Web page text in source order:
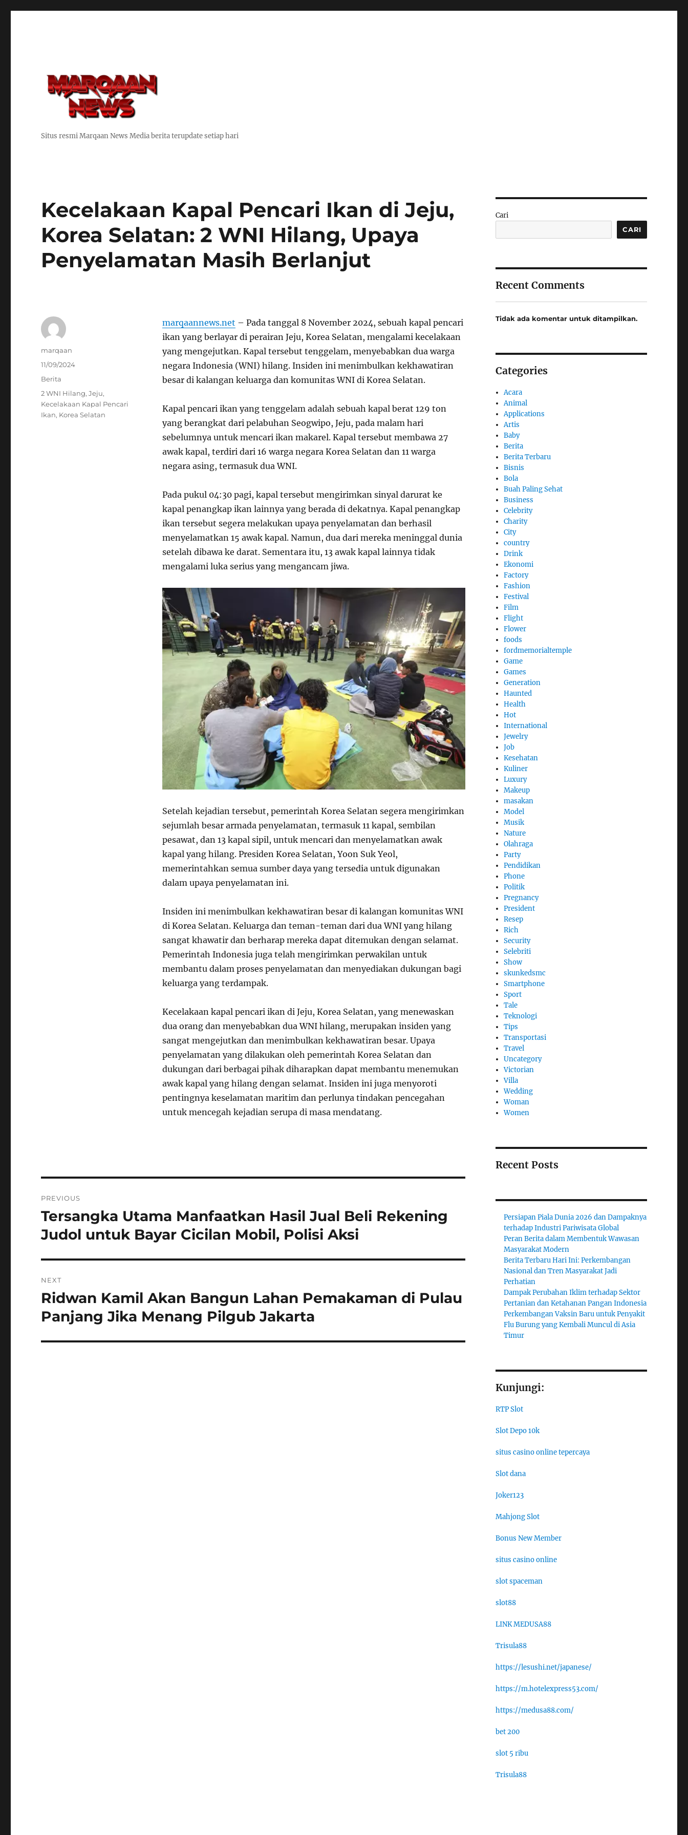
Situs resmi Marqaan News Media berita terupdate setiap hari
Kecelakaan Kapal Pencari Ikan di Jeju,
Korea Selatan: 2 WNI Hilang, Upaya
Penyelamatan Masih Berlanjut
marqaannews.net – Pada tanggal 8 November 2024, sebuah kapal pencari
ikan yang berlayar di perairan Jeju, Korea Selatan, mengalami kecelakaan
yang mengejutkan. Kapal tersebut tenggelam, menyebabkan dua warga
negara Indonesia (WNI) hilang. Insiden ini menimbulkan kekhawatiran
besar di kalangan keluarga dan komunitas WNI di Korea Selatan.
Kapal pencari ikan yang tenggelam adalah sebuah kapal berat 129 ton
yang berangkat dari pelabuhan Seogwipo, Jeju, pada malam hari
sebelumnya untuk mencari ikan makarel. Kapal tersebut membawa 27
awak kapal, terdiri dari 16 warga negara Korea Selatan dan 11 warga
negara asing, termasuk dua WNI.
Pada pukul 04:30 pagi, kapal tersebut mengirimkan sinyal darurat ke
kapal penangkap ikan lainnya yang berada di dekatnya. Kapal penangkap
ikan tersebut segera melakukan upaya penyelamatan dan berhasil
menyelamatkan 15 awak kapal. Namun, dua dari mereka meninggal dunia
setelah dibawa ke darat. Sementara itu, 13 awak kapal lainnya tidak
mengalami luka serius yang mengancam jiwa.
Setelah kejadian tersebut, pemerintah Korea Selatan segera mengirimkan
sejumlah besar armada penyelamatan, termasuk 11 kapal, sembilan
pesawat, dan 13 kapal sipil, untuk mencari dan menyelamatkan awak
kapal yang hilang. Presiden Korea Selatan, Yoon Suk Yeol,
memerintahkan semua sumber daya yang tersedia untuk digunakan
dalam upaya penyelamatan ini.
Insiden ini menimbulkan kekhawatiran besar di kalangan komunitas WNI
di Korea Selatan. Keluarga dan teman-teman dari dua WNI yang hilang
sangat khawatir dan berharap mereka dapat ditemukan dengan selamat.
Pemerintah Indonesia juga telah mengirimkan perwakilan untuk
membantu dalam proses penyelamatan dan menyediakan dukungan bagi
keluarga yang terdampak.
Kecelakaan kapal pencari ikan di Jeju, Korea Selatan, yang menewaskan
dua orang dan menyebabkan dua WNI hilang, merupakan insiden yang
sangat mengejutkan dan menimbulkan kekhawatiran besar. Upaya
penyelamatan yang dilakukan oleh pemerintah Korea Selatan dan
dukungan dari berbagai pihak diharapkan dapat membantu menemukan
awak kapal yang hilang dengan selamat. Insiden ini juga menyoroti
pentingnya keselamatan maritim dan perlunya tindakan pencegahan
untuk mencegah kejadian serupa di masa mendatang.
Author
marqaan
Posted
11/09/2024
Categories
Berita
Tags
2 WNI Hilang,Jeju,
Kecelakaan Kapal Pencari
Ikan, Korea Selatan
pos
PREVIOUS
Previous
post:
Tersangka Utama Manfaatkan Hasil Jual Beli Rekening
Judol untuk Bayar Cicilan Mobil, Polisi Aksi
NEXT
Next
post:
Ridwan Kamil Akan Bangun Lahan Pemakaman di Pulau
Panjang Jika Menang Pilgub Jakarta
Cari
CARI
Recent Comments
Tidak ada komentar untuk ditampilkan.
Categories
Acara
Animal
Applications
Artis
Baby
Berita
Berita Terbaru
Bisnis
Bola
Buah Paling Sehat
Business
Celebrity
Charity
City
country
Drink
Ekonomi
Factory
Fashion
Festival
Film
Flight
Flower
foods
fordmemorialtemple
Game
Games
Generation
Haunted
Health
Hot
International
Jewelry
Job
Kesehatan
Kuliner
Luxury
Makeup
masakan
Model
Musik
Nature
Olahraga
Party
Pendidikan
Phone
Politik
Pregnancy
President
Resep
Rich
Security
Selebriti
Show
skunkedsmc
Smartphone
Sport
Tale
Teknologi
Tips
Transportasi
Travel
Uncategory
Victorian
Villa
Wedding
Woman
Women
Recent Posts
Persiapan Piala Dunia 2026 dan Dampaknya
terhadap Industri Pariwisata Global
Peran Berita dalam Membentuk Wawasan
Masyarakat Modern
Berita Terbaru Hari Ini: Perkembangan
Nasional dan Tren Masyarakat Jadi
Perhatian
Dampak Perubahan Iklim terhadap Sektor
Pertanian dan Ketahanan Pangan Indonesia
Perkembangan Vaksin Baru untuk Penyakit
Flu Burung yang Kembali Muncul di Asia
Timur
Kunjungi:
RTP Slot
Slot Depo 10k
situs casino online tepercaya
Slot dana
Joker123
Mahjong Slot
Bonus New Member
situs casino online
slot spaceman
slot88
LINK MEDUSA88
Trisula88
https://lesushi.net/japanese/
https://m.hotelexpress53.com/
https://medusa88.com/
bet 200
slot 5 ribu
Trisula88